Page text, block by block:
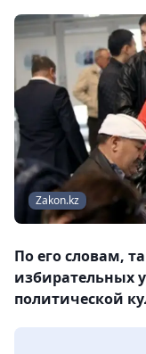
Zakon.kz
По его словам,
избирательных
политической